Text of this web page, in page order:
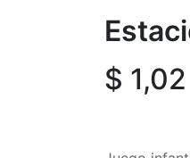
$ 1,02